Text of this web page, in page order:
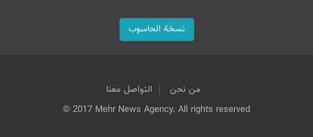
نسخة الحاسوب
من نحن
التواصل معنا
© 2017 Mehr News Agency. All rights reserved